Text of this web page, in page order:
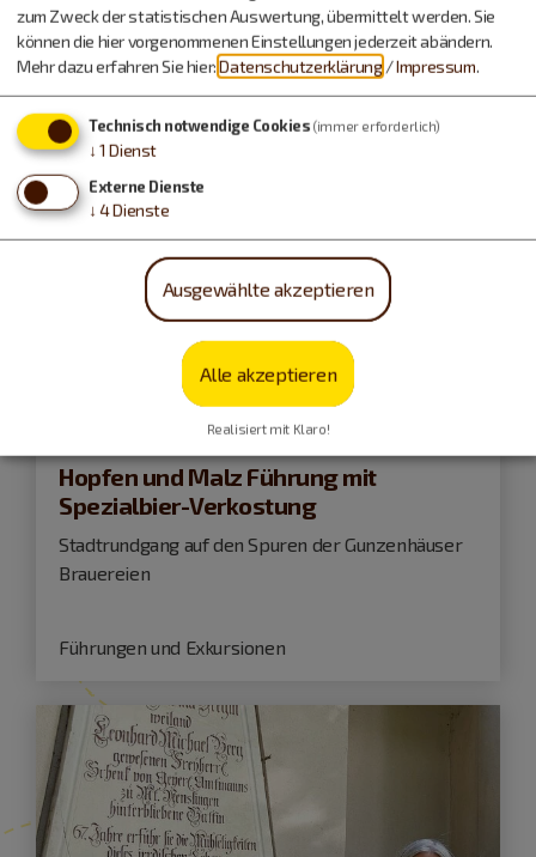
Hopfen und Malz Führung mit
Spezialbier-Verkostung
Stadtrundgang auf den Spuren der Gunzenhäuser
Brauereien
Führungen und Exkursionen
zum Zweck der statistischen Auswertung, übermittelt werden. Sie
können die hier vorgenommenen Einstellungen jederzeit abändern.
Mehr dazu erfahren Sie hier:Datenschutzerklärung /Impressum.
Technisch notwendige Cookies (immer erforderlich)
↓ 1 Dienst
Externe Dienste
↓ 4Dienste
Ausgewählte akzeptieren
Alle akzeptieren
Realisiert mit Klaro!